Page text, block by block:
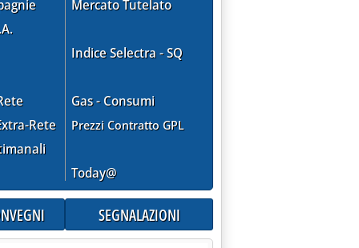
Rete
Mercato Tutelato
Indice Selectra - SQ
Gas - Consumi
Prezzi Contratto GPL
Today@
SEGNALAZIONI